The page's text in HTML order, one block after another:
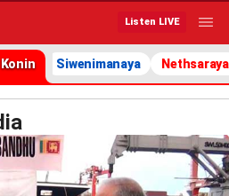
Listen LIVE
Siwenimanaya Nethsaraya